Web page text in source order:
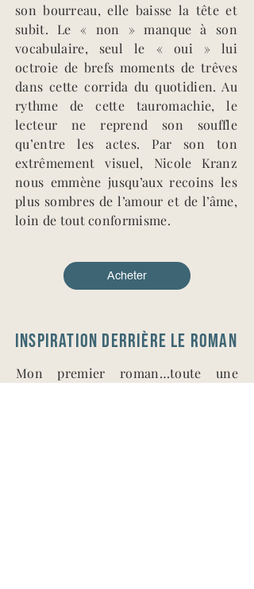
son bourreau, elle baisse la tête et
subit. Le « non » manque à son
vocabulaire, seul le « oui » lui
octroie de brefs moments de trêves
dans cette corrida du quotidien.​ Au
rythme de cette tauromachie, le
lecteur ne reprend son souffle
qu’entre les actes. Par son ton
extrêmement visuel, Nicole Kranz
nous emmène jusqu’aux recoins les
plus sombres de l’amour et de l’âme,
loin de tout conformisme.
Acheter
Inspiration derrière le roman​
Mon premier roman…toute une